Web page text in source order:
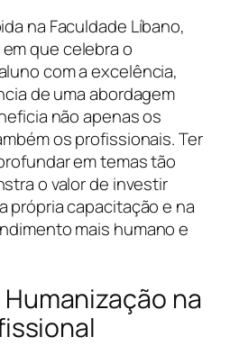
na Faculdade Líbano,
que celebra o
com a excelência,
de uma abordagem
não apenas os
os profissionais. Ter
em temas tão
o valor de investir
própria capacitação e na
mais humano e
na